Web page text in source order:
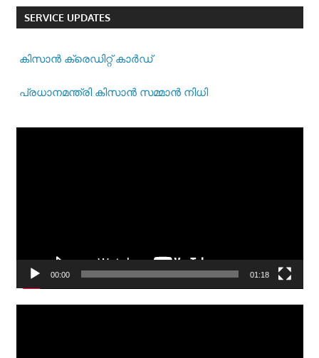
SERVICE UPDATES
കിസാന്‍ ക്രെ‍ഡിറ്റ് കാര്‍ഡ്
പ്രധാനമന്ത്രി കിസാന്‍ സമ്മാന്‍ നിധി
00:00 01:18